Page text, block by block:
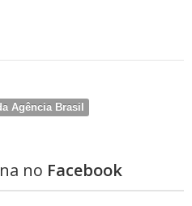
Agência Brasil
no Facebook